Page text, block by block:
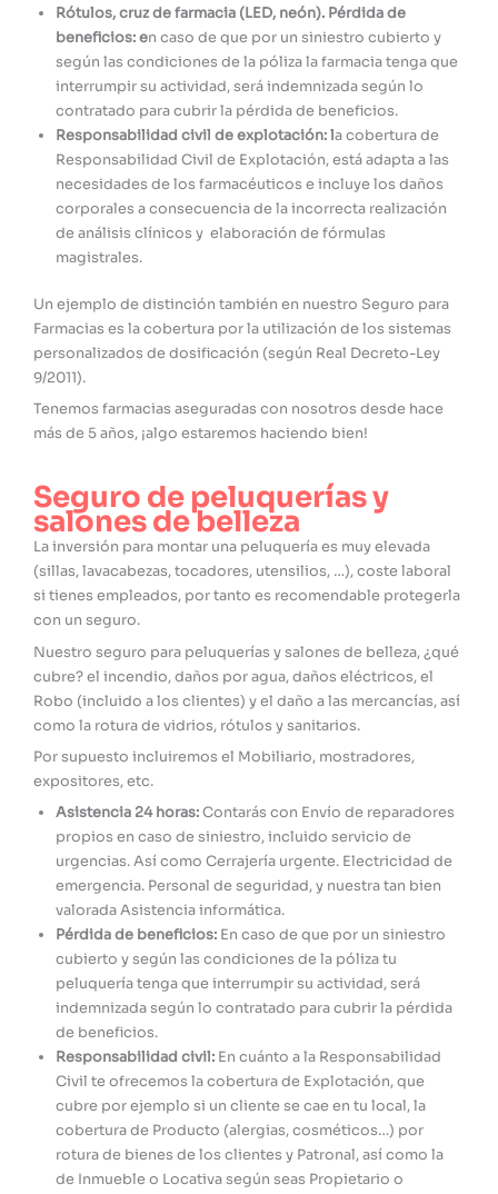
Rótulos, cruz de farmacia (LED, neón). Pérdida de
beneficios: en caso de que por un siniestro cubierto y
según las condiciones de la póliza la farmacia tenga que
interrumpir su actividad, será indemnizada según lo
contratado para cubrir la pérdida de beneficios.
Responsabilidad civil de explotación: la cobertura de
Responsabilidad Civil de Explotación, está adapta a las
necesidades de los farmacéuticos e incluye los daños
corporales a consecuencia de la incorrecta realización
de análisis clínicos y elaboración de fórmulas
magistrales.
Un ejemplo de distinción también en nuestro Seguro para
Farmacias es la cobertura por la utilización de los sistemas
personalizados de dosificación (según Real Decreto-Ley
9/2011).
Tenemos farmacias aseguradas con nosotros desde hace
más de 5 años, ¡algo estaremos haciendo bien!
Seguro de peluquerías y
salones de belleza
La inversión para montar una peluquería es muy elevada
(sillas, lavacabezas, tocadores, utensilios, …), coste laboral
si tienes empleados, por tanto es recomendable protegerla
con un seguro.
Nuestro seguro para peluquerías y salones de belleza, ¿qué
cubre? el incendio, daños por agua, daños eléctricos, el
Robo (incluido a los clientes) y el daño a las mercancías, así
como la rotura de vidrios, rótulos y sanitarios.
Por supuesto incluiremos el Mobiliario, mostradores,
expositores, etc.
Asistencia 24 horas:Contarás con Envío de reparadores
propios en caso de siniestro, incluido servicio de
urgencias. Así como Cerrajería urgente. Electricidad de
emergencia. Personal de seguridad, y nuestra tan bien
valorada Asistencia informática.
Pérdida de beneficios: En caso de que por un siniestro
cubierto y según las condiciones de la póliza tu
peluquería tenga que interrumpir su actividad, será
indemnizada según lo contratado para cubrir la pérdida
de beneficios.
Responsabilidad civil: En cuánto a la Responsabilidad
Civil te ofrecemos la cobertura de Explotación, que
cubre por ejemplo si un cliente se cae en tu local, la
cobertura de Producto (alergias, cosméticos…) por
rotura de bienes de los clientes y Patronal, así como la
de Inmueble o Locativa según seas Propietario o